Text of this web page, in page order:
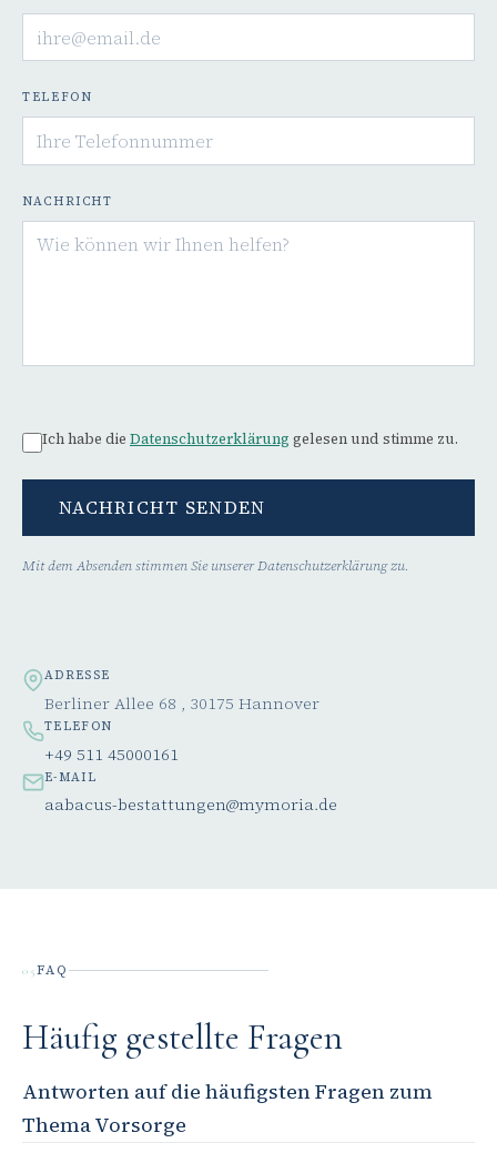
TELEFON
NACHRICHT
Ich habe die Datenschutzerklärung gelesen und stimme zu.
NACHRICHT SENDEN
Mit dem Absenden stimmen Sie unserer Datenschutzerklärung zu.
ADRESSE
Berliner Allee 68 , 30175 Hannover
TELEFON
+49 511 45000161
E-MAIL
aabacus-bestattungen@mymoria.de
05FAQ
Häufig gestellte Fragen
Antworten auf die häufigsten Fragen zum
Thema Vorsorge